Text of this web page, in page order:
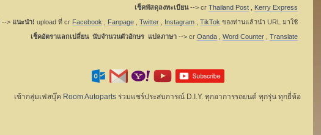
เช็คพัสดุลงทะเบียน--> cr Thailand Post,
Kerry Express
--> แนะนำ! upload ที่ cr Facebook Fanpage, Twitter, Instagram, TikTok ของท่านแล้วนำ URL มาใช้
เช็คอัตราแลกเปลี่ยน นับจำนวนตัวอักษร แปลภาษา--> cr Oanda, Word Counter, Translate
เข้ากลุ่มเฟสบุ๊ค Room Autopartsร่วมแชร์ประสบการณ์ D.I.Y. ทุกอาการรถยนต์ ทุกรุ่น ทุกยี่ห้อ